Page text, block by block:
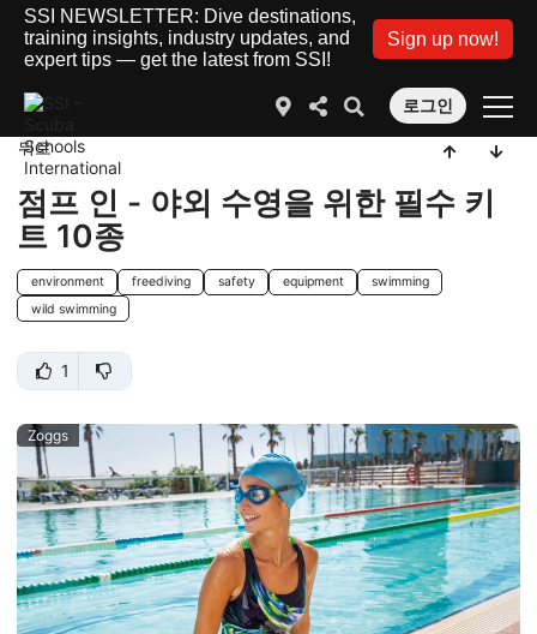
SSI NEWSLETTER: Dive destinations,
training insights, industry updates, and
expert tips — get the latest from SSI!
Sign up now!
로그인
뒤로
점프 인 - 야외 수영을 위한 필수 키
트 10종
environment freediving safety equipment
swimming
wild swimming
1
Zoggs